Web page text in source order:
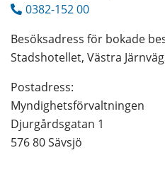
0382-152 00
Besöksadress för bokade
Stadshotellet, Västra
Postadress:
Myndighetsförvaltningen
Djurgårdsgatan 1
576 80 Sävsjö